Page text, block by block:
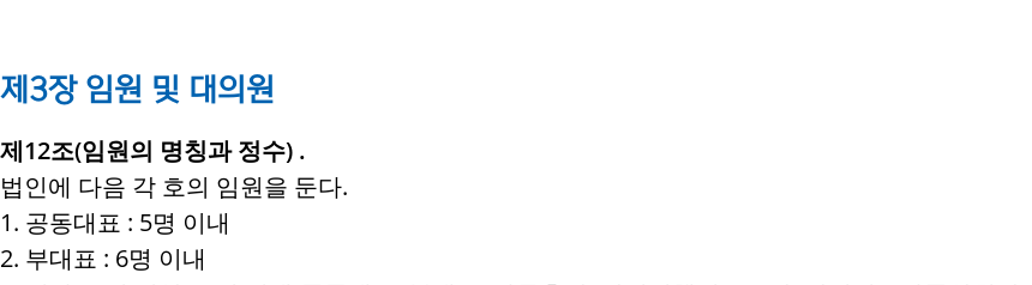
제3장 임원 및 대의원
제12조(임원의 명칭과 정수) .
법인에 다음 각 호의 임원을 둔다.
1. 공동대표 : 5명 이내
2. 부대표 : 6명 이내